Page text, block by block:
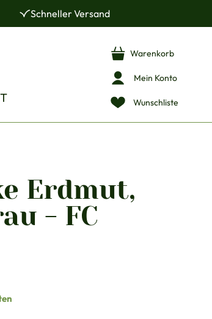
Schneller Versand
Wunschliste
Mein Konto
Warenkorb
Erdmut,
- FC